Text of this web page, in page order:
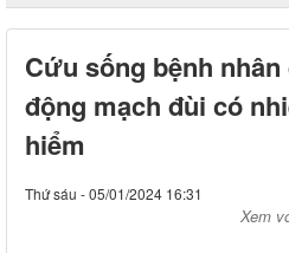
Cứu sống bệnh
động mạch đùi có
hiểm
Thứ sáu - 05/01/2024 16:31
Xem